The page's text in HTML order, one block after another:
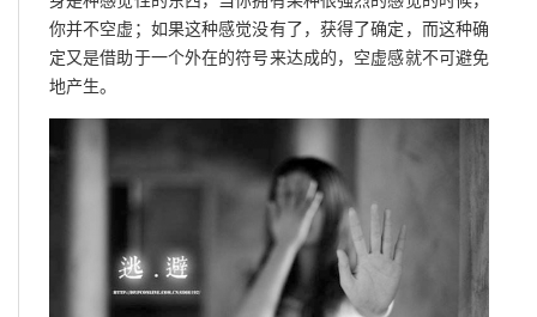
你并不空虚；如果这种感觉没有了，获得了确定，而这种确
定又是借助于一个外在的符号来达成的，空虚感就不可避免
地产生。